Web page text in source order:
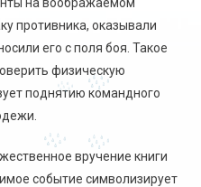
противника, оказывали
его с поля боя. Такое
физическую
поднятию командного
вручение книги
событие символизирует